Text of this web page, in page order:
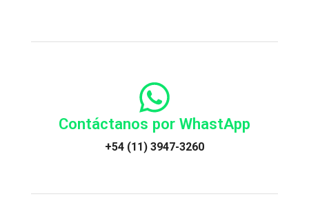
Contáctanos por WhastApp
+54 (11) 3947-3260